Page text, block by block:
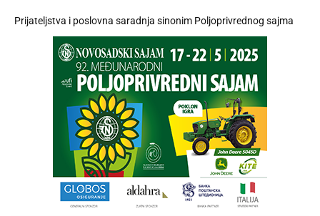
Prijateljstva i poslovna saradnja sinonim Poljoprivrednog sajma